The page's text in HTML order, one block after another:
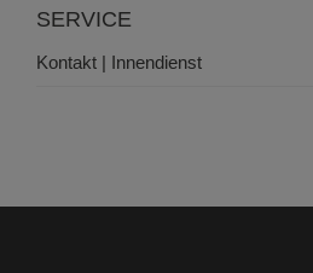
SERVICE
Kontakt | Innendienst